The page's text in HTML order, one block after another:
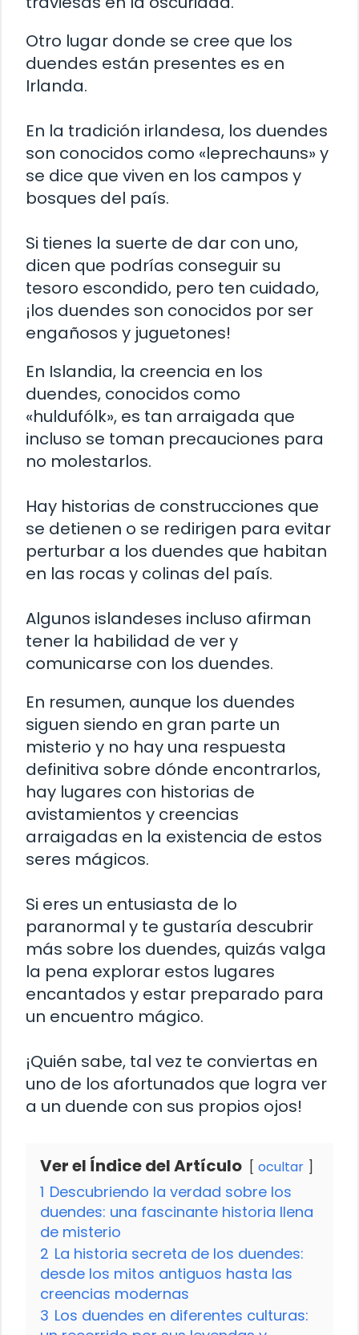
Otro lugar donde se cree que los
duendes están presentes es en
Irlanda.
En la tradición irlandesa, los duendes
son conocidos como «leprechauns» y
se dice que viven en los campos y
bosques del país.
Si tienes la suerte de dar con uno,
dicen que podrías conseguir su
tesoro escondido, pero ten cuidado,
¡los duendes son conocidos por ser
engañosos y juguetones!
En Islandia, la creencia en los
duendes, conocidos como
«huldufólk», es tan arraigada que
incluso se toman precauciones para
no molestarlos.
Hay historias de construcciones que
se detienen o se redirigen para evitar
perturbar a los duendes que habitan
en las rocas y colinas del país.
Algunos islandeses incluso afirman
tener la habilidad de ver y
comunicarse con los duendes.
En resumen, aunque los duendes
siguen siendo en gran parte un
misterio y no hay una respuesta
definitiva sobre dónde encontrarlos,
hay lugares con historias de
avistamientos y creencias
arraigadas en la existencia de estos
seres mágicos.
Si eres un entusiasta de lo
paranormal y te gustaría descubrir
más sobre los duendes, quizás valga
la pena explorar estos lugares
encantados y estar preparado para
un encuentro mágico.
¡Quién sabe, tal vez te conviertas en
uno de los afortunados que logra ver
a un duende con sus propios ojos!
Ver el Índice del Artículo ocultar
1 Descubriendo la verdad sobre los
duendes: una fascinante historia llena
de misterio
2 La historia secreta de los duendes:
desde los mitos antiguos hasta las
creencias modernas
3 Los duendes en diferentes culturas: